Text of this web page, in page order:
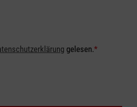
gelesen.*